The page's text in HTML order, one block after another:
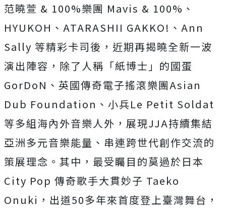
范曉萱 & 100%樂團 Mavis & 100%、
HYUKOH、ATARASHII GAKKO!、Ann
Sally 等精彩卡司後，近期再揭曉全新一波
演出陣容，除了人稱「紙博士」的國蛋
GorDoN、英國傳奇電子搖滾樂團Asian
Dub Foundation、小兵Le Petit Soldat
等多組海內外音樂人外，展現JJA持續集結
亞洲多元音樂能量、串連跨世代創作交流的
策展理念。其中，最受矚目的莫過於日本
City Pop 傳奇歌手大貫妙子 Taeko
Onuki，出道50多年來首度登上臺灣舞台，